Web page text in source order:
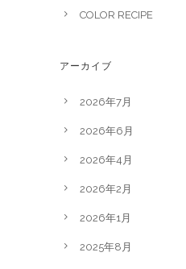
COLOR RECIPE
アーカイブ
2026年7月
2026年6月
2026年4月
2026年2月
2026年1月
2025年8月